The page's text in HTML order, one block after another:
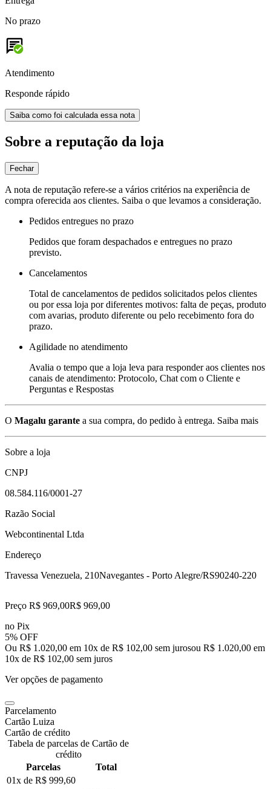
No prazo
Atendimento
Responde rápido
Saiba como foi calculada essa nota
Sobre a reputação da loja
Fechar
A nota de reputação refere-se a vários critérios na experiência de
compra oferecida aos clientes. Saiba o que levamos a consideração.
Pedidos entregues no prazo
Pedidos que foram despachados e entregues no prazo
previsto.
Cancelamentos
Total de cancelamentos de pedidos solicitados pelos clientes
ou por essa loja por diferentes motivos: falta de peças, produto
com avarias, produto diferente ou pelo recebimento fora do
prazo.
Agilidade no atendimento
Avalia o tempo que a loja leva para responder aos clientes nos
canais de atendimento: Protocolo, Chat com o Cliente e
Perguntas e Respostas
O Magalu garante a sua compra, do pedido à entrega. Saiba mais
Sobre a loja
CNPJ
08.584.116/0001-27
Razão Social
Webcontinental Ltda
Endereço
Travessa Venezuela, 210Navegantes - Porto Alegre/RS90240-220
Preço R$ 969,00R$ 969,00
no Pix
5% OFF
Ou R$ 1.020,00 em 10x de R$ 102,00 sem jurosou R$ 1.020,00 em
10x de R$ 102,00 sem juros
Ver opções de pagamento
Parcelamento
Cartão Luiza
Cartão de crédito
Tabela de parcelas de Cartão de
crédito
Parcelas
Total
01x de R$ 999,60